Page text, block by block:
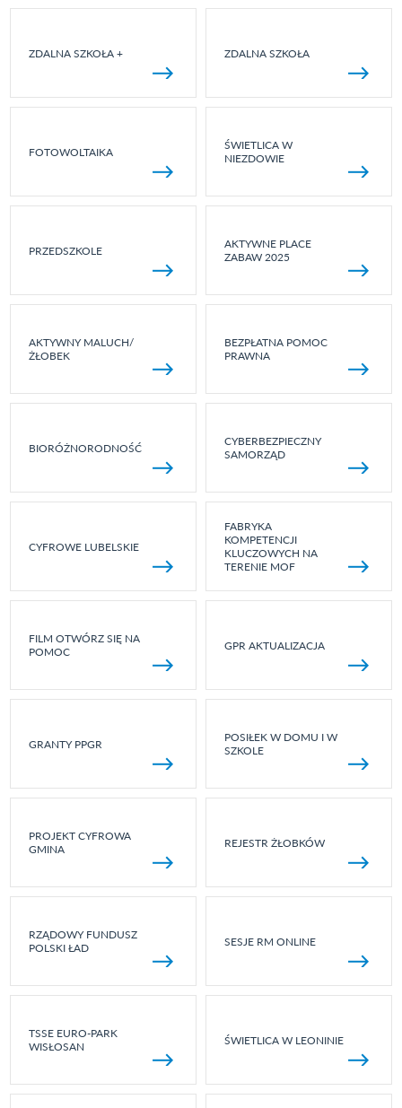
ZDALNA SZKOŁA + ZDALNA SZKOŁA
FOTOWOLTAIKA
ŚWIETLICA W
NIEZDOWIE
PRZEDSZKOLE
AKTYWNE PLACE
ZABAW 2025
AKTYWNY MALUCH/
ŻŁOBEK
BEZPŁATNA POMOC
PRAWNA
BIORÓŻNORODNOŚĆ
CYBERBEZPIECZNY
SAMORZĄD
CYFROWE LUBELSKIE
FABRYKA
KOMPETENCJI
KLUCZOWYCH NA
TERENIE MOF
FILM OTWÓRZ SIĘ NA
POMOC
GPR AKTUALIZACJA
GRANTY PPGR
POSIŁEK W DOMU I W
SZKOLE
PROJEKT CYFROWA
GMINA
REJESTR ŻŁOBKÓW
RZĄDOWY FUNDUSZ
POLSKI ŁAD
SESJE RM ONLINE
TSSE EURO-PARK
WISŁOSAN
ŚWIETLICA W LEONINIE